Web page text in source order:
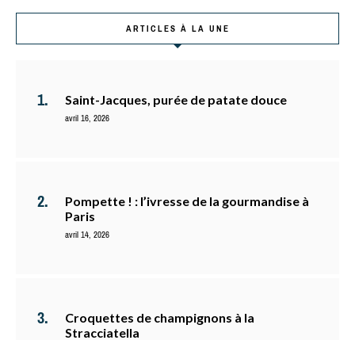
ARTICLES À LA UNE
Saint-Jacques, purée de patate douce
avril 16, 2026
Pompette ! : l’ivresse de la gourmandise à
Paris
avril 14, 2026
Croquettes de champignons à la
Stracciatella